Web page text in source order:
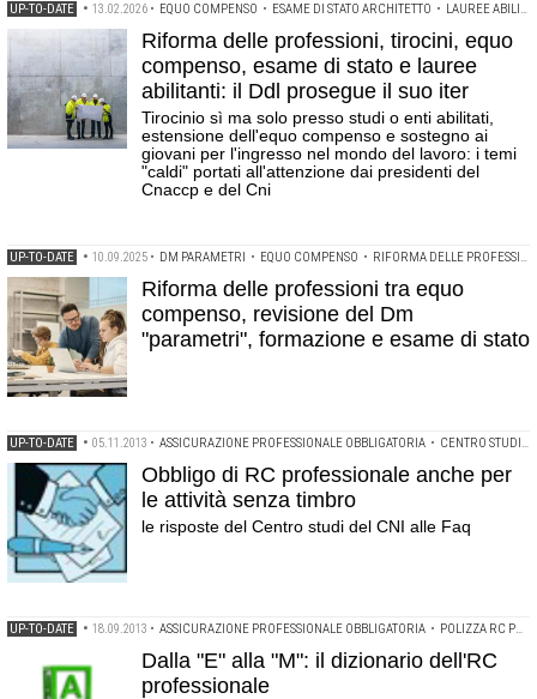
UP-TO-DATE • 13.02.2026 • EQUO COMPENSO • ESAME DI STATO ARCHITETTO • LAUREE ABILITANTI
Riforma delle professioni, tirocini, equo
compenso, esame di stato e lauree
abilitanti: il Ddl prosegue il suo iter
Tirocinio sì ma solo presso studi o enti abilitati,
estensione dell'equo compenso e sostegno ai
giovani per l'ingresso nel mondo del lavoro: i temi
"caldi" portati all'attenzione dai presidenti del
Cnaccp e del Cni
UP-TO-DATE • 10.09.2025 • DM PARAMETRI • EQUO COMPENSO • RIFORMA DELLE PROFESSIONI
Riforma delle professioni tra equo
compenso, revisione del Dm
"parametri", formazione e esame di stato
UP-TO-DATE • 05.11.2013 • ASSICURAZIONE PROFESSIONALE OBBLIGATORIA • CENTRO STUDI DEL CNI
Obbligo di RC professionale anche per
le attività senza timbro
le risposte del Centro studi del CNI alle Faq
UP-TO-DATE • 18.09.2013 • ASSICURAZIONE PROFESSIONALE OBBLIGATORIA • POLIZZA RC PROFESSIONALE
Dalla "E" alla "M": il dizionario dell'RC
professionale